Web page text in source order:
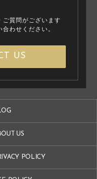
US
POLICY
ご質問がございます
わせください。
US